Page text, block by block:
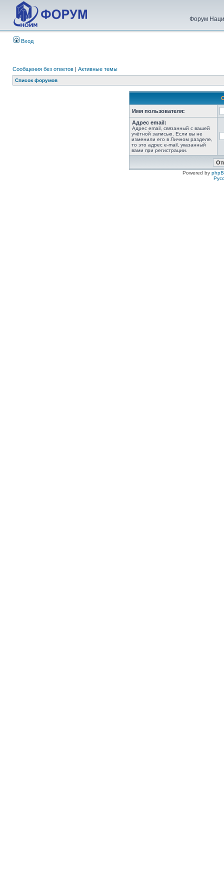
Форум
Вход
Сообщения без ответов | Активные темы
Список форумов
Имя пользователя:
Адрес email:
Адрес email, связанный с вашей
учётной записью. Если вы не
изменили его в Личном разделе,
то это адрес e-mail, указанный
вами при регистрации.
Powered by